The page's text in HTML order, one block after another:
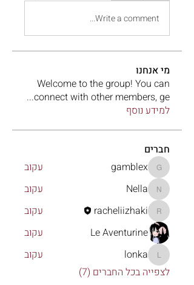
Write a comment...
מי אנחנו
Welcome to the group! You can
connect with other members, ge
...
למידע נוסף
חברים
gamblex
gamblex עקוב
Nella
Nella עקוב
racheliizhaki
racheliizhaki
עקוב
Le Aventurine
עקוב
lonka
lonka
עקוב
לצפייה בכל החברים (7)